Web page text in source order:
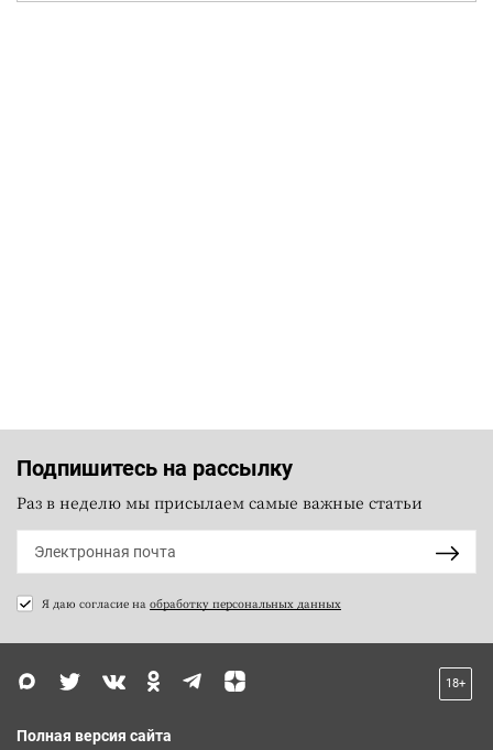
Подпишитесь на рассылку
Раз в неделю мы присылаем самые важные статьи
Я даю согласие на обработку персональных данных
18+
Полная версия сайта